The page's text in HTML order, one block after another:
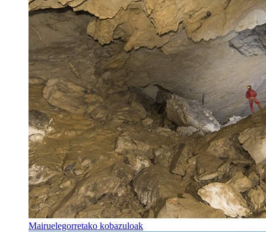
Mairuelegorretako kobazuloak